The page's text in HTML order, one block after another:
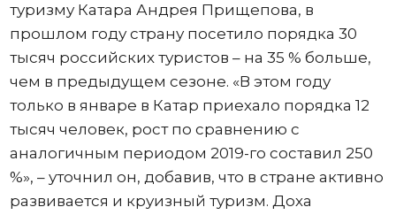
туризму Катара Андрея Прищепова, в
прошлом году страну посетило порядка 30
тысяч российских туристов – на 35 % больше,
чем в предыдущем сезоне. «В этом году
только в январе в Катар приехало порядка 12
тысяч человек, рост по сравнению с
аналогичным периодом 2019-го составил 250
%», – уточнил он, добавив, что в стране активно
развивается и круизный туризм. Доха